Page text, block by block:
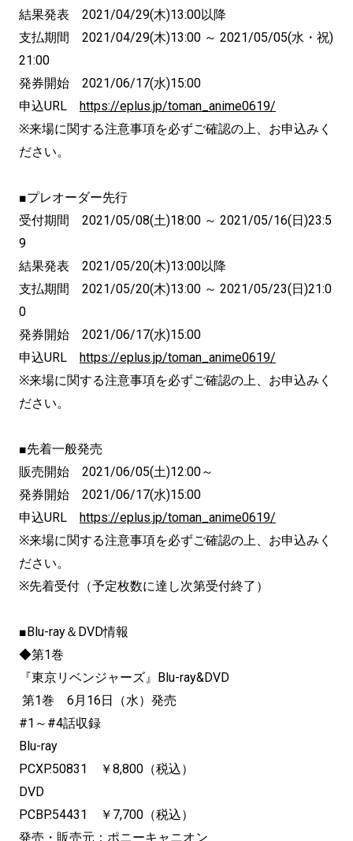
結果発表 2021/04/29(木)13:00以降
支払期間 2021/04/29(木)13:00 ～ 2021/05/05(水・祝)
21:00
発券開始 2021/06/17(水)15:00
申込URL https://eplus.jp/toman_anime0619/
※来場に関する注意事項を必ずご確認の上、お申込みく
ださい。
■プレオーダー先行
受付期間 2021/05/08(土)18:00 ～ 2021/05/16(日)23:5
9
結果発表 2021/05/20(木)13:00以降
支払期間 2021/05/20(木)13:00 ～ 2021/05/23(日)21:0
0
発券開始 2021/06/17(水)15:00
申込URL https://eplus.jp/toman_anime0619/
※来場に関する注意事項を必ずご確認の上、お申込みく
ださい。
■先着一般発売
販売開始 2021/06/05(土)12:00～
発券開始 2021/06/17(水)15:00
申込URL https://eplus.jp/toman_anime0619/
※来場に関する注意事項を必ずご確認の上、お申込みく
ださい。
※先着受付（予定枚数に達し次第受付終了）
■Blu-ray＆DVD情報
◆第1巻
『東京リベンジャーズ』Blu-ray&DVD
第1巻 6月16日（水）発売
#1～#4話収録
Blu-ray
PCXP.50831 ￥8,800（税込）
DVD
PCBP.54431 ￥7,700（税込）
発売・販売元：ポニーキャニオン